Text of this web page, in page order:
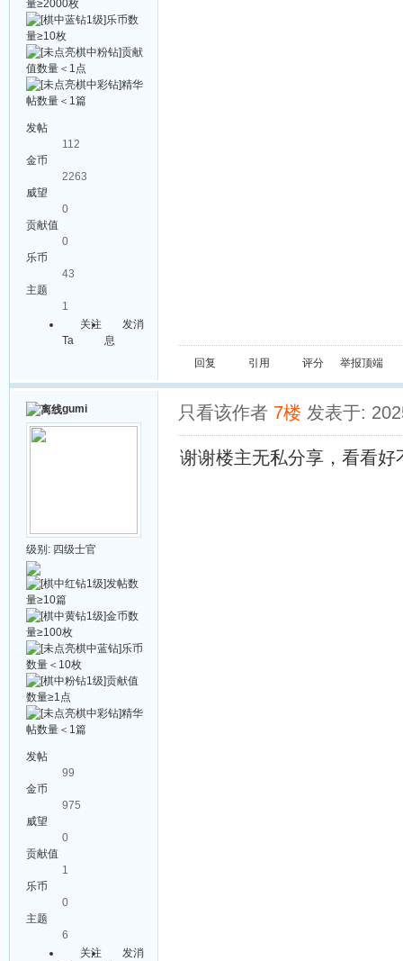
发帖
112
金币
2263
威望
0
贡献值
0
乐币
43
主题
1
关注
Ta
发消
息
回复 引用 评分 举报顶端
gumi
级别: 四级士官
发帖
99
金币
975
威望
0
贡献值
1
乐币
0
主题
6
关注
发消
只看该作者 7楼 发表于:
谢谢楼主无私分享，看看好